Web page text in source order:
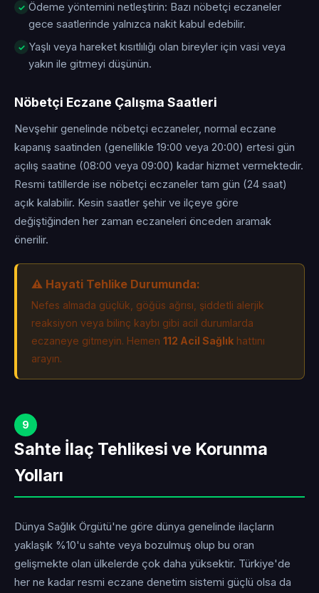
Ödeme yöntemini netleştirin: Bazı nöbetçi eczaneler
gece saatlerinde yalnızca nakit kabul edebilir.
Yaşlı veya hareket kısıtlılığı olan bireyler için vasi veya
yakın ile gitmeyi düşünün.
Nöbetçi Eczane Çalışma Saatleri
Nevşehir genelinde nöbetçi eczaneler, normal eczane
kapanış saatinden (genellikle 19:00 veya 20:00) ertesi gün
açılış saatine (08:00 veya 09:00) kadar hizmet vermektedir.
Resmi tatillerde ise nöbetçi eczaneler tam gün (24 saat)
açık kalabilir. Kesin saatler şehir ve ilçeye göre
değiştiğinden her zaman eczaneleri önceden aramak
önerilir.
⚠️ Hayati Tehlike Durumunda:
Nefes almada güçlük, göğüs ağrısı, şiddetli alerjik
reaksiyon veya bilinç kaybı gibi acil durumlarda
eczaneye gitmeyin. Hemen 112 Acil Sağlık hattını
arayın.
9
Sahte İlaç Tehlikesi ve Korunma
Yolları
Dünya Sağlık Örgütü'ne göre dünya genelinde ilaçların
yaklaşık %10'u sahte veya bozulmuş olup bu oran
gelişmekte olan ülkelerde çok daha yüksektir. Türkiye'de
her ne kadar resmi eczane denetim sistemi güçlü olsa da